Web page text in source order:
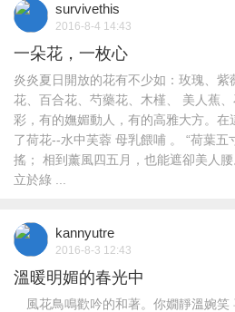
survivethis
2016-8-4 14:43
一朵花，一枚心
炎炎夏日開放的花有不少如：玫瑰、紫
花、百合花、芍藥花、木槿、 美人蕉
彩，有的嫵媚動人，有的高雅大方。
了荷花--水中芙蓉 母乳餵哺 。 “荷葉五
搖； 相到薰風四五月，也能遮卻美人
立於綠 ...
kannyutre
2016-8-3 12:43
溫暖明媚的春光中
風花鳥鳴歡吟的和著。你嫺靜溫婉笑